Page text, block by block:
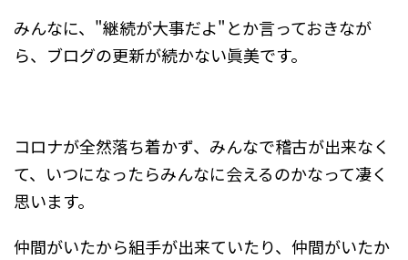
みんなに、"継続が大事だよ"とか言っておきなが
ら、ブログの更新が続かない眞美です。
コロナが全然落ち着かず、みんなで稽古が出来なく
て、いつになったらみんなに会えるのかなって凄く
思います。
仲間がいたから組手が出来ていたり、仲間がいたか